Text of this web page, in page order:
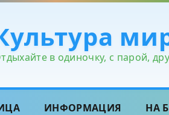
в одиночку, с парой,
ИНФОРМАЦИЯ НА